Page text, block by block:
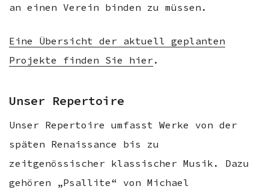
an einen Verein binden zu müssen.
Eine Übersicht der aktuell geplanten
Projekte finden Sie hier .
Unser Repertoire
Unser Repertoire umfasst Werke von der
späten Renaissance bis zu
zeitgenössischer klassischer Musik. Dazu
gehören „Psallite“ von Michael